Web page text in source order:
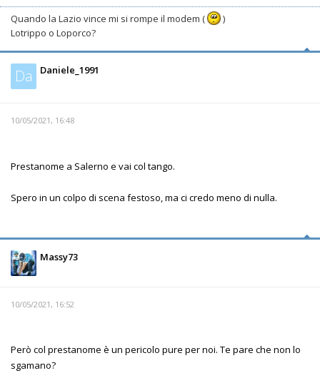
Quando la Lazio vince mi si rompe il modem (
)
Lotrippo o Loporco?
Da Daniele_1991
10/05/2021, 16:48
Prestanome a Salerno e vai col tango.
Spero in un colpo di scena festoso, ma ci credo meno di nulla.
Massy73
10/05/2021, 16:52
Però col prestanome è un pericolo pure per noi. Te pare che non lo
sgamano?